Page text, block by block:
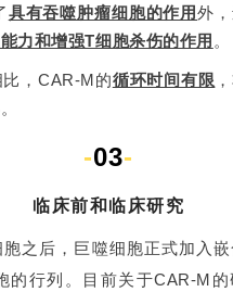
具有吞噬肿瘤细胞的作用外
力和增强T细胞杀伤的作用 。
，CAR-M的循环时间有限
-03-
临床前和临床研究
之后，巨噬细胞正式加入嵌
的行列。目前关于CAR-M的